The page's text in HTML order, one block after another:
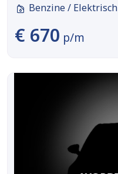
Benzine / Elektrisch
€ 670 p/m